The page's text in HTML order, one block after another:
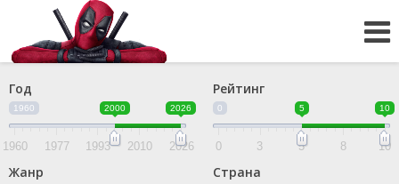
Год
1960 2000 2026
1960 1977 1993 2010 2026
Рейтинг
0 5 10
0 3 5 8 10
Жанр Страна